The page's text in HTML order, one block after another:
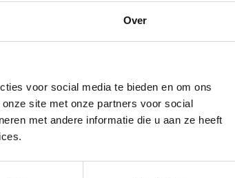
Over
voor social media te bieden en om ons
site met onze partners voor social
met andere informatie die u aan ze heeft